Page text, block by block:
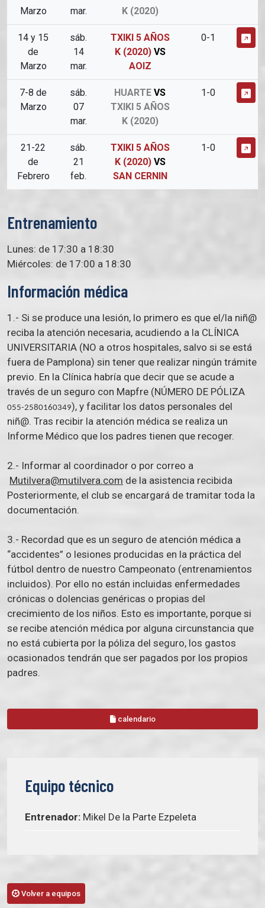
Marzo
mar.
K (2020)
14 y 15
de
Marzo
sáb.
14
mar.
TXIKI 5 AÑOS
K (2020) VS
AOIZ
0-1
7-8 de
Marzo
sáb.
07
mar.
HUARTE VS
TXIKI 5 AÑOS
K (2020)
1-0
21-22
de
Febrero
sáb.
21
feb.
TXIKI 5 AÑOS
K (2020) VS
SAN CERNIN
1-0
Entrenamiento
Lunes: de 17:30 a 18:30
Miércoles: de 17:00 a 18:30
Información médica
1.- Si se produce una lesión, lo primero es que el/la niñ@
reciba la atención necesaria, acudiendo a la CLÍNICA
UNIVERSITARIA (NO a otros hospitales, salvo si se está
fuera de Pamplona) sin tener que realizar ningún trámite
previo. En la Clínica habría que decir que se acude a
través de un seguro con Mapfre (NÚMERO DE PÓLIZA
055-2580160349), y facilitar los datos personales del
niñ@. Tras recibir la atención médica se realiza un
Informe Médico que los padres tienen que recoger.
2.- Informar al coordinador o por correo a
Mutilvera@mutilvera.com de la asistencia recibida
Posteriormente, el club se encargará de tramitar toda la
documentación.
3.- Recordad que es un seguro de atención médica a
“accidentes” o lesiones producidas en la práctica del
fútbol dentro de nuestro Campeonato (entrenamientos
incluidos). Por ello no están incluidas enfermedades
crónicas o dolencias genéricas o propias del
crecimiento de los niños. Esto es importante, porque si
se recibe atención médica por alguna circunstancia que
no está cubierta por la póliza del seguro, los gastos
ocasionados tendrán que ser pagados por los propios
padres.
calendario
Equipo técnico
Entrenador: Mikel De la Parte Ezpeleta
Volver a equipos